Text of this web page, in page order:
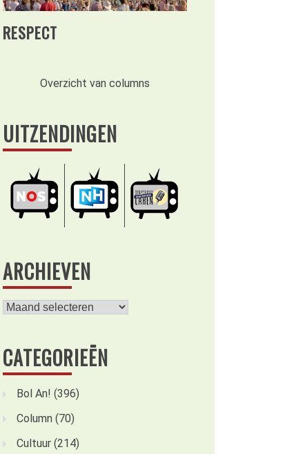
RESPECT
Overzicht van columns
UITZENDINGEN
ARCHIEVEN
Archieven
CATEGORIEËN
Bol An! (396)
Column (70)
Cultuur (214)